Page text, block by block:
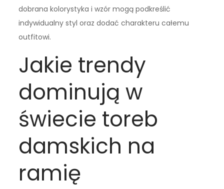
dobrana kolorystyka i wzór mogą podkreślić
indywidualny styl oraz dodać charakteru całemu
outfitowi.
Jakie trendy
dominują w
świecie toreb
damskich na
ramię